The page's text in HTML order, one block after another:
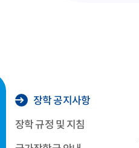
장학 공지사항
장학 규정 및 지침